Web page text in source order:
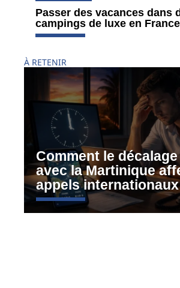
Passer des vacances dans
campings de luxe en France
À RETENIR
Comment le
avec la Martinique
appels internationaux